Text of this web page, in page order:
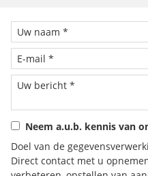
Neem a.u.b. kennis van
Doel van de
Direct contact met u